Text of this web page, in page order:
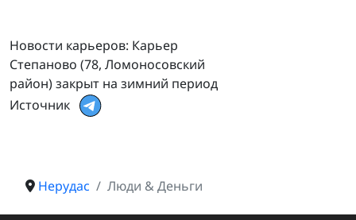
Новости карьеров: Карьер
Степаново (78, Ломоносовский
район) закрыт на зимний период
Источник
Нерудас Люди & Деньги